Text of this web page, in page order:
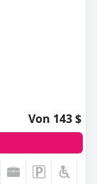
Von 143 $